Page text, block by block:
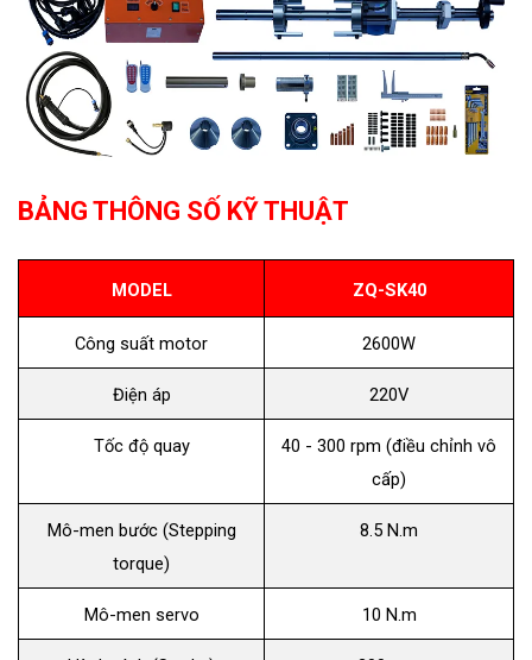
BẢNG THÔNG SỐ KỸ THUẬT
MODEL ZQ-SK40
Công suất motor 2600W
Điện áp 220V
Tốc độ quay
40 - 300 rpm (điều chỉnh vô
cấp)
Mô-men bước (Stepping
torque)
8.5 N.m
Mô-men servo 10 N.m